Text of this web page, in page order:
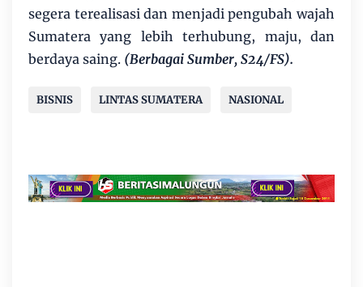
segera terealisasi dan menjadi pengubah wajah
Sumatera yang lebih terhubung, maju, dan
berdaya saing. (Berbagai Sumber, S24/FS).
BISNIS LINTAS SUMATERA NASIONAL